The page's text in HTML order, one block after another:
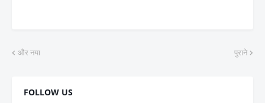
और नया पुराने
FOLLOW US